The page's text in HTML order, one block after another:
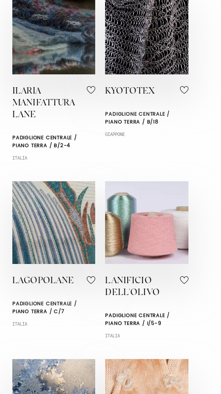
ILARIA
MANIFATTURA
LANE
PADIGLIONE CENTRALE /
PIANO TERRA / B/2-4
ITALIA
KYOTOTEX
PADIGLIONE CENTRALE /
PIANO TERRA / B/18
GIAPPONE
LAGOPOLANE
PADIGLIONE CENTRALE /
PIANO TERRA / C/7
ITALIA
LANIFICIO
DELL'OLIVO
PADIGLIONE CENTRALE /
PIANO TERRA / I/5-9
ITALIA